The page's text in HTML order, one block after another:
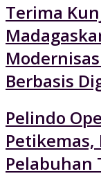
Terima
Berbasis
Pelindo
Pelabuhan